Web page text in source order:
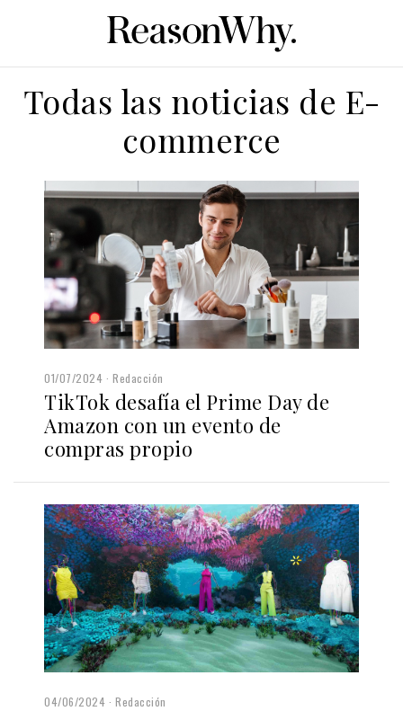
Todas las noticias de E-
commerce
01/07/2024 Redacción
TikTok desafía el Prime Day de
Amazon con un evento de
compras propio
04/06/2024 Redacción